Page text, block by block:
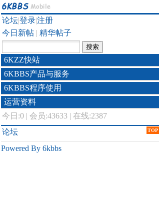
论坛|登录|注册
今日新帖 | 精华帖子
6KZZ快站
6KBBS产品与服务
6KBBS程序使用
运营资料
今日:0 | 会员:43633 | 在线:2387
TOP
论坛
Powered By 6kbbs